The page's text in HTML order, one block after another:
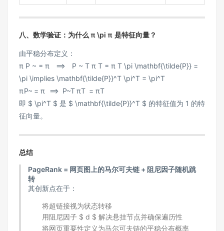
八、数学验证：为什么 π \pi π 是特征向量？
由平稳分布定义：
π P ~ = π ⟹ P ~ T π T = π T \pi \mathbf{\tilde{P}} =
\pi \implies \mathbf{\tilde{P}}^T \pi^T = \pi^T
πP~ = π ⟹ P~TπT = πT
即 $ \pi^T $ 是 $ \mathbf{\tilde{P}}^T $ 的特征值为 1 的特
征向量。
总结
PageRank = 网页图上的马尔可夫链 + 阻尼因子随机跳
转
其创新点在于：
将超链接视为状态转移
用阻尼因子 $ d $ 解决悬挂节点并确保遍历性
将网页重要性定义为马尔可夫链的平稳分布概率